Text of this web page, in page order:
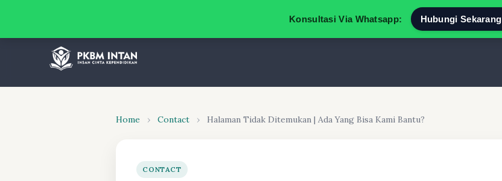
Konsultasi Via Whatsapp: Hubungi Sekarang
Home › Contact › Halaman Tidak Ditemukan | Ada Yang Bisa Kami Bantu?
CONTACT